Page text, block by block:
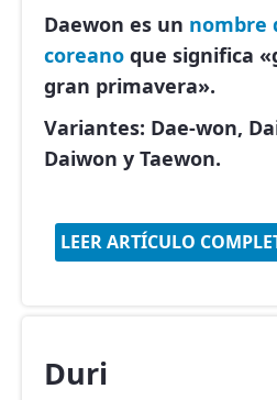
Daewon es un nombre
coreano que significa
gran primavera».
Variantes: Dae-won,
Daiwon y Taewon.
LEER ARTÍCULO
Duri